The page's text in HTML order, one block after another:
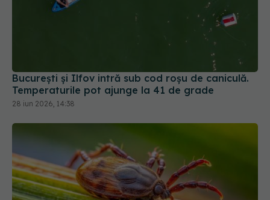
București și Ilfov intră sub cod roșu de caniculă.
Temperaturile pot ajunge la 41 de grade
28 iun 2026, 14:38